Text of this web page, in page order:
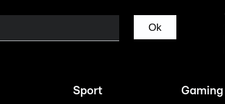
Ok
Sport Gaming